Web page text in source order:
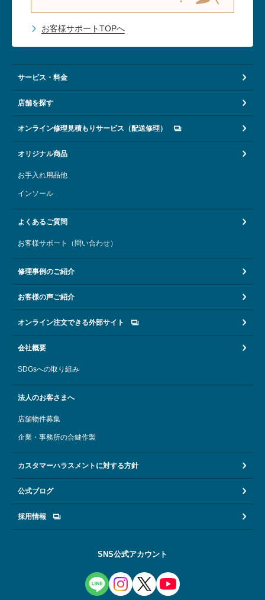
お客様サポートTOPへ
サービス・料金
店舗を探す
オンライン修理見積もりサービス（配送修理）
オリジナル商品
お手入れ用品他
インソール
よくあるご質問
お客様サポート（問い合わせ）
修理事例のご紹介
お客様の声ご紹介
オンライン注文できる外部サイト
会社概要
SDGsへの取り組み
法人のお客さまへ
店舗物件募集
企業・事務所の合鍵作製
カスタマーハラスメントに対する方針
公式ブログ
採用情報
SNS公式アカウント